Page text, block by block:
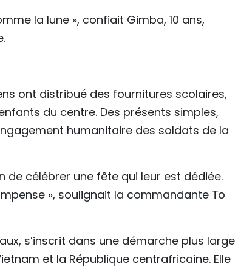
la lune », confiait Gimba, 10 ans,
ont distribué des fournitures scolaires,
du centre. Des présents simples,
humanitaire des soldats de la
de célébrer une fête qui leur est dédiée.
», soulignait la commandante To
s’inscrit dans une démarche plus large
et la République centrafricaine. Elle